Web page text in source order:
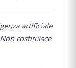
artificiale
costituisce